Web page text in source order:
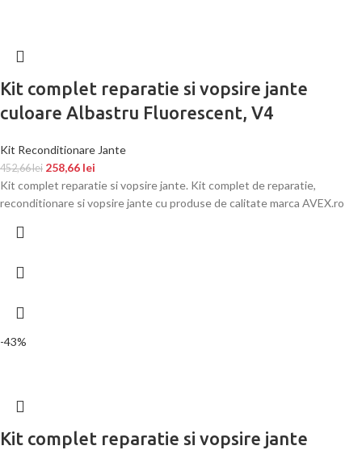
Kit complet reparatie si vopsire jante
culoare Albastru Fluorescent, V4
Kit Reconditionare Jante
452,66lei 258,66 lei
Kit complet reparatie si vopsire jante. Kit complet de reparatie,
reconditionare si vopsire jante cu produse de calitate marca AVEX.ro
-43%
Kit complet reparatie si vopsire jante